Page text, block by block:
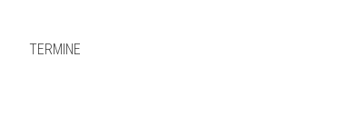
TERMINE